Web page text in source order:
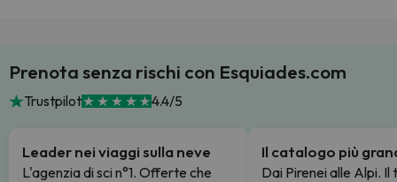
Prenota senza rischi con Esquiades.com
Trustpilot 4.4/5
Leader nei viaggi sulla neve
L'agenzia di sci n°1. Offerte che
Il catalogo più
Dai Pirenei alle Alpi. Il